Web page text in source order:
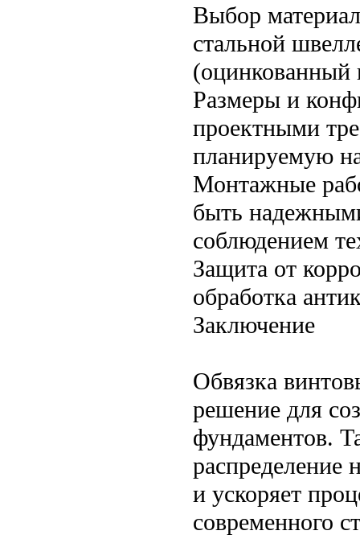
Выбор
стальной
Размеры и
проектными
планируемую
Монтажные
быть
соблюдением
Защита от
обработка
Заключение
Обвязка
решение для
фундаментов.
распределение
и ускоряет
современного